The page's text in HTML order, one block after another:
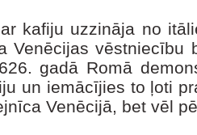
kafiju uzzināja no
Venēcijas vēstniecību
gadā Romā
un iemācījies to ļoti
Venēcijā, bet vēl